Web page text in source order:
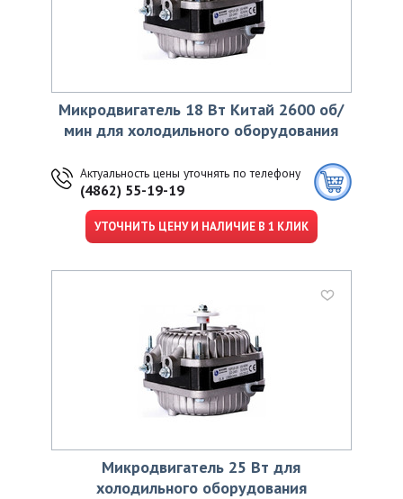
Микродвигатель 18 Вт Китай 2600 об/
мин для холодильного оборудования
Актуальность цены уточнять по телефону
(4862) 55-19-19
УТОЧНИТЬ ЦЕНУ И НАЛИЧИЕ В 1 КЛИК
Микродвигатель 25 Вт для
холодильного оборудования